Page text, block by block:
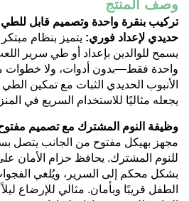
وصف المنتج
تركيب بنقرة واحدة وتصميم قابل
حديدي لإعداد فوري: يتميز بنظام
يسمح للوالدين بإعداد أو طي سرير
واحدة فقط—بدون أدوات، ولا خطوات
الأنبوب الحديدي الثبات مع تمكين
يجعله مثاليًا للاستخدام السريع في
وظيفة النوم المشترك مع تصميم
مجهز بهيكل مفتوح من الجانب يتصل
للنوم المشترك. يحافظ حزام الأمان
بشكل محكم إلى السرير، ويُلغي
الطفل قريبًا وبأمان. مثالي للإرضاع